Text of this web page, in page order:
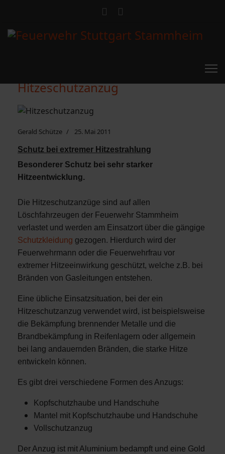
Hitzeschutzanzug
Gerald Schütze 25. Mai 2011
Schutz bei extremer Hitzestrahlung
Besonderer Schutz bei sehr starker
Hitzeentwicklung.
Die Hitzeschutzanzüge sind auf allen
Löschfahrzeugen der Feuerwehr Stammheim
verlastet und werden am Einsatzort über die gängige
Schutzkleidung gezogen. Hierdurch wird der
Feuerwehrmann oder die Feuerwehrfrau vor
extremer Hitzeeinwirkung geschützt, welche z.B. bei
Bränden von Gasleitungen entstehen.
Eine übliche Einsatzsituation, bei der ein
Hitzeschutzanzug verwendet wird, ist beispielsweise
die Bekämpfung brennender Metalle und die
Brandbekämpfung in Reifenlagern oder allgemein
bei lang andauernden Bränden, die starke Hitze
entwickeln können.
Es gibt drei verschiedene Formen des Anzugs:
Kopfschutzhaube und Handschuhe
Mantel mit Kopfschutzhaube und Handschuhe
Vollschutzanzug
Der Anzug ist mit Aluminium bedampft und eine Gold